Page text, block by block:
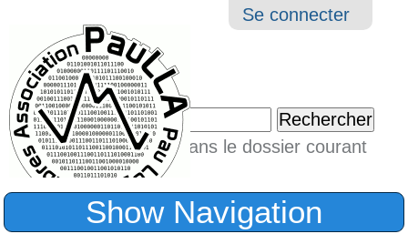
Outils
Se connecter
Chercher par
Seulement dans le dossier courant
Recherche
Show Navigation